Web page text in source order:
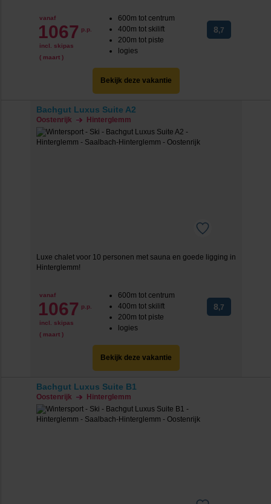
vanaf
1067 p.p.
incl. skipas
( maart )
600m tot centrum
400m tot skilift
200m tot piste
logies
8,7
Bekijk deze vakantie
Bachgut Luxus Suite A2
Oostenrijk Hinterglemm
Luxe chalet voor 10 personen met sauna en goede ligging in
Hinterglemm!
vanaf
1067 p.p.
incl. skipas
( maart )
600m tot centrum
400m tot skilift
200m tot piste
logies
8,7
Bekijk deze vakantie
Bachgut Luxus Suite B1
Oostenrijk Hinterglemm